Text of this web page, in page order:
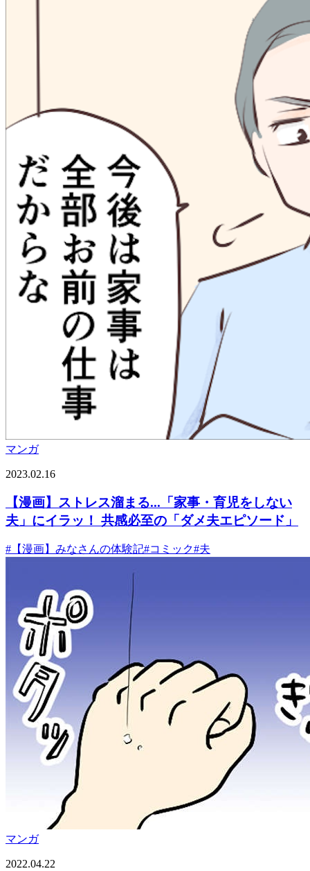
マンガ
2023.02.16
【漫画】ストレス溜まる...「家事・育児をしない
夫」にイラッ！ 共感必至の「ダメ夫エピソード」
# 【漫画】みなさんの体験記#コミック#夫
マンガ
2022.04.22